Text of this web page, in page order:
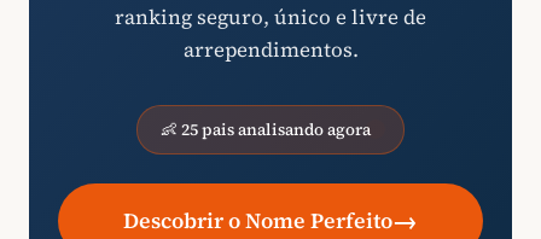
ranking seguro, único e livre de
arrependimentos.
👶 25 pais analisando agora
Descobrir o Nome Perfeito→